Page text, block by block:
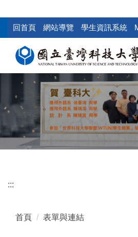
到
回首頁 網站導覽 學生資訊系統
:::
首頁 表單與連結